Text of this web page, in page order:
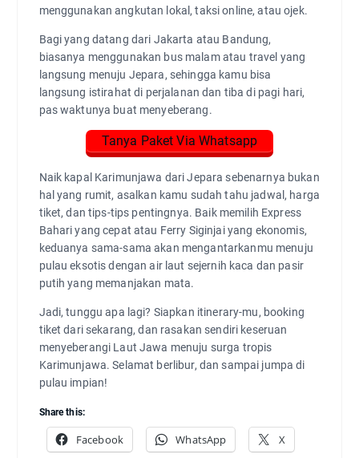
menggunakan angkutan lokal, taksi online, atau ojek.
Bagi yang datang dari Jakarta atau Bandung,
biasanya menggunakan bus malam atau travel yang
langsung menuju Jepara, sehingga kamu bisa
langsung istirahat di perjalanan dan tiba di pagi hari,
pas waktunya buat menyeberang.
Tanya Paket Via Whatsapp
Naik kapal Karimunjawa dari Jepara sebenarnya bukan
hal yang rumit, asalkan kamu sudah tahu jadwal, harga
tiket, dan tips-tips pentingnya. Baik memilih Express
Bahari yang cepat atau Ferry Siginjai yang ekonomis,
keduanya sama-sama akan mengantarkanmu menuju
pulau eksotis dengan air laut sejernih kaca dan pasir
putih yang memanjakan mata.
Jadi, tunggu apa lagi? Siapkan itinerary-mu, booking
tiket dari sekarang, dan rasakan sendiri keseruan
menyeberangi Laut Jawa menuju surga tropis
Karimunjawa. Selamat berlibur, dan sampai jumpa di
pulau impian!
Share this:
Facebook WhatsApp X